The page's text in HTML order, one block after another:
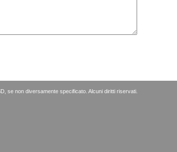
se non diversamente specificato. Alcuni diritti riservati